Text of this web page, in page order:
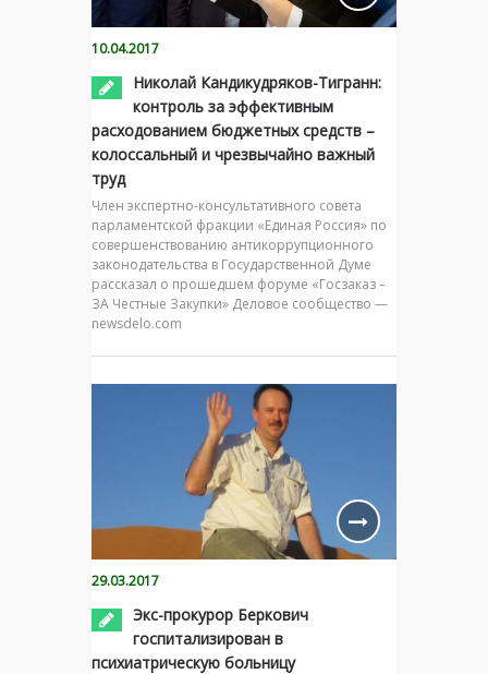
10.04.2017
Николай Кандикудряков-Тигранн:
контроль за эффективным
расходованием бюджетных средств –
колоссальный и чрезвычайно важный
труд
Член экспертно-консультативного совета
парламентской фракции «Единая Россия» по
совершенствованию антикоррупционного
законодательства в Государственной Думе
рассказал о прошедшем форуме «Госзаказ –
ЗА Честные Закупки» Деловое сообщество —
newsdelo.com
29.03.2017
Экс-прокурор Беркович
госпитализирован в
психиатрическую больницу